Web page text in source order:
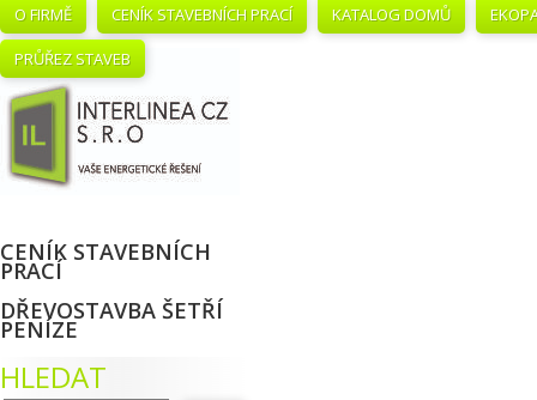
O FIRMĚ CENÍK STAVEBNÍCH PRACÍ KATALOG DOMŮ
PRŮŘEZ STAVEB
CENÍK STAVEBNÍCH
PRACÍ
DŘEVOSTAVBA ŠETŘÍ
PENÍZE
HLEDAT